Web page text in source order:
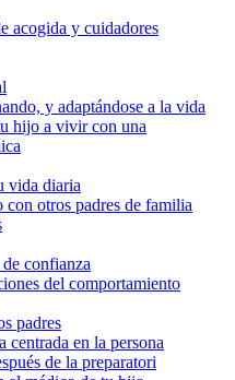
acogida y cuidadores
y adaptándose a la vida
hijo a vivir con una
vida diaria
con otros padres de familia
confianza
del comportamiento
padres
centrada en la persona
de la preparatori